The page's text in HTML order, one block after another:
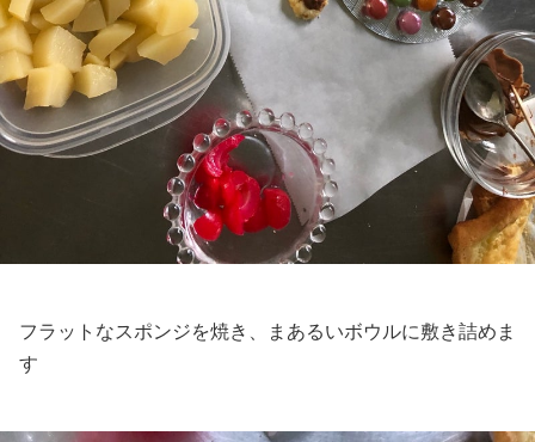
フラットなスポンジを焼き、まあるいボウルに敷き詰めま
す